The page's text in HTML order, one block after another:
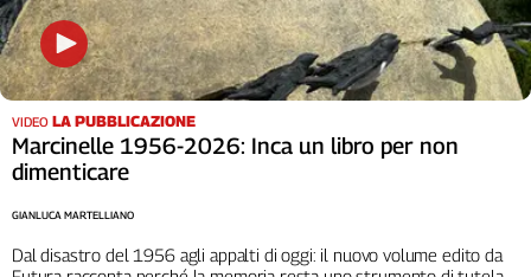
L'Italia
nel
Lavoro
Territori
Abruzzo-
Alto
Adige
VIDEO LA PUBBLICAZIONE
Marcinelle 1956-2026: Inca un libro per non
dimenticare
Dal disastro del 1956 agli appalti di oggi: il nuovo volume edito da
GIANLUCA MARTELLIANO